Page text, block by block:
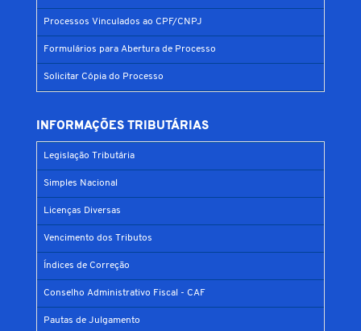
Processos Vinculados ao CPF/CNPJ
Formulários para Abertura de Processo
Solicitar Cópia do Processo
INFORMAÇÕES TRIBUTÁRIAS
Legislação Tributária
Simples Nacional
Licenças Diversas
Vencimento dos Tributos
Índices de Correção
Conselho Administrativo Fiscal - CAF
Pautas de Julgamento